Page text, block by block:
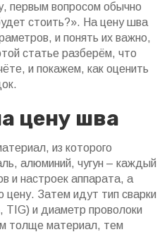
первым вопросом обычно
стоить?». На цену шва
и понять их важно,
статье разберём, что
и покажем, как оценить
цену шва
из которого
алюминий, чугун – каждый
и настроек аппарата, а
цену. Затем идут тип сварки
TIG) и диаметр проволоки
толще материал, тем